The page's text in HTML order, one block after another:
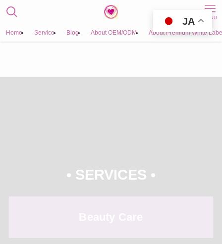
MENU
Home Service Blog About OEM/ODM About Premium White
• SERVICES •
JA